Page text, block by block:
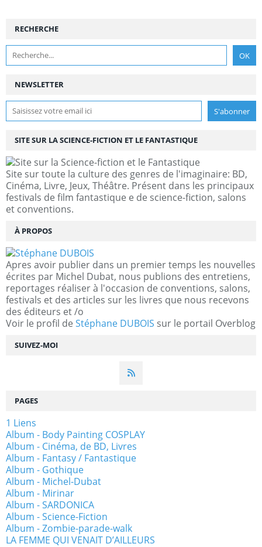
NEWSLETTER
SUIVEZ-MOI
RECHERCHE
SITE SUR LA SCIENCE-FICTION ET LE FANTASTIQUE
Site sur toute la culture des genres de l'imaginaire: BD,
Cinéma, Livre, Jeux, Théâtre. Présent dans les principaux
festivals de film fantastique e de science-fiction, salons
et conventions.
À PROPOS
Apres avoir publier dans un premier temps les nouvelles
écrites par Michel Dubat, nous publions des entretiens,
reportages réaliser à l'occasion de conventions, salons,
festivals et des articles sur les livres que nous recevons
des éditeurs et /o
Voir le profil de Stéphane DUBOIS sur le portail Overblog
PAGES
1 Liens
Album - Body Painting COSPLAY
Album - Cinéma, de BD, Livres
Album - Fantasy / Fantastique
Album - Gothique
Album - Michel-Dubat
Album - Mirinar
Album - SARDONICA
Album - Science-Fiction
Album - Zombie-parade-walk
LA FEMME QUI VENAIT D’AILLEURS